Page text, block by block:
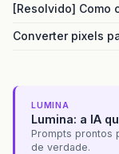
[Resolvido] Como
Converter pixels
LUMINA
Lumina: a IA
Prompts prontos
de verdade.